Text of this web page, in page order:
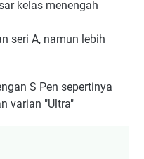
kelas menengah
seri A, namun lebih
S Pen sepertinya
varian "Ultra"